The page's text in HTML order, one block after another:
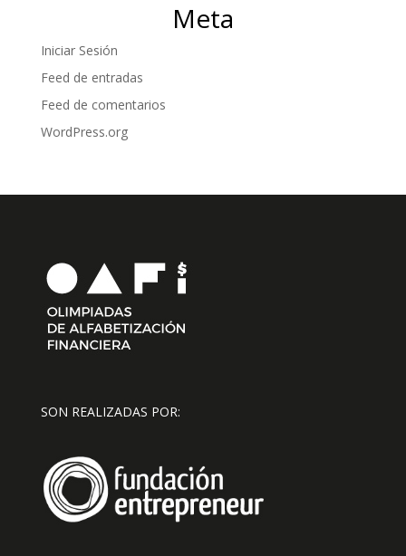
Meta
Iniciar Sesión
Feed de entradas
Feed de comentarios
WordPress.org
SON REALIZADAS POR: